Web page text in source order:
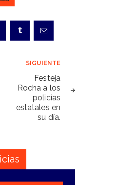
SIGUIENTE
Festeja
Rocha a los
policías
estatales en
su día.